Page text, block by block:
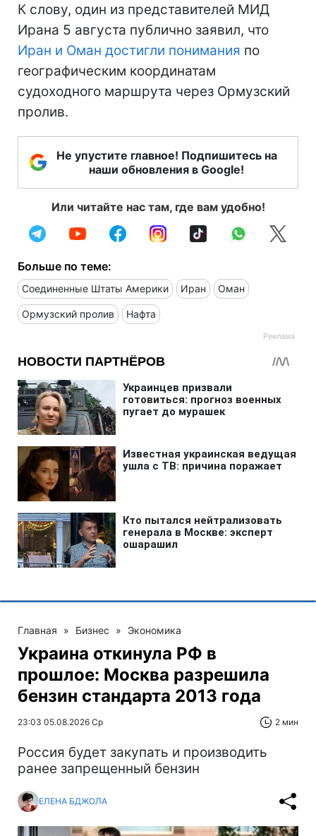
К слову, один из представителей МИД
Ирана 5 августа публично заявил, что
Иран и Оман достигли понимания по
географическим координатам
судоходного маршрута через Ормузский
пролив.
Не упустите главное! Подпишитесь на
наши обновления в Google!
Или читайте нас там, где вам удобно!
Больше по теме:
Соединенные Штаты Америки Иран Оман
Ормузский пролив Нафта
Главная » Бизнес » Экономика
Украина откинула РФ в
прошлое: Москва разрешила
бензин стандарта 2013 года
23:03 05.08.2026 Ср 2 мин
Россия будет закупать и производить
ранее запрещенный бензин
ЕЛЕНА БДЖОЛА